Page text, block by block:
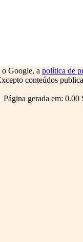
Google, a política de
conteúdos
Página gerada em: 0.00